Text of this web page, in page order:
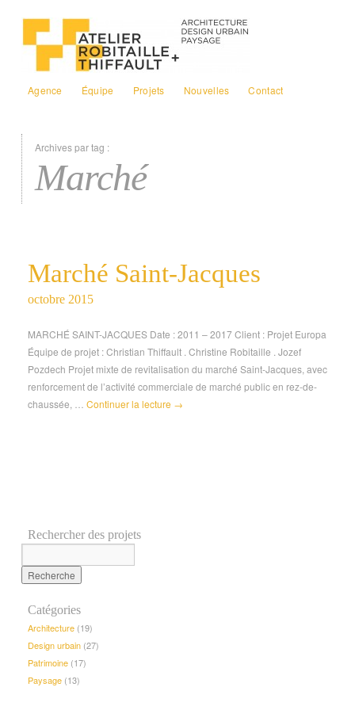
Agence Équipe Projets Nouvelles Contact
Archives par tag :
Marché
Marché Saint-Jacques
octobre 2015
MARCHÉ SAINT-JACQUES Date : 2011 – 2017 Client : Projet Europa
Équipe de projet : Christian Thiffault . Christine Robitaille . Jozef
Pozdech Projet mixte de revitalisation du marché Saint-Jacques, avec
renforcement de l’activité commerciale de marché public en rez-de-
chaussée, … Continuer la lecture →
Rechercher des projets
Catégories
Architecture (19)
Design urbain (27)
Patrimoine (17)
Paysage (13)